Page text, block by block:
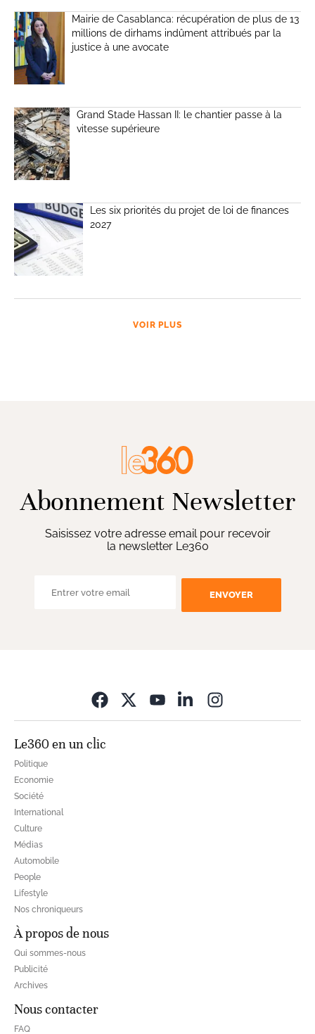
Mairie de Casablanca: récupération de plus de 13
millions de dirhams indûment attribués par la
justice à une avocate
Grand Stade Hassan II: le chantier passe à la
vitesse supérieure
Les six priorités du projet de loi de finances
2027
VOIR PLUS
Abonnement Newsletter
Saisissez votre adresse email pour recevoir
la newsletter Le360
ENVOYER
Le360 en un clic
Politique
Economie
Société
International
Culture
Médias
Automobile
People
Lifestyle
Nos chroniqueurs
À propos de nous
Qui sommes-nous
Publicité
Archives
Nous contacter
FAQ